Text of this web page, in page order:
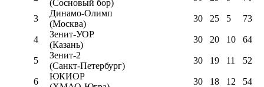
(Сосновый бор)
3
Динамо-Олимп
(Москва)
30 25 5 73
4
Зенит-УОР
(Казань)
30 20 10 64
5
Зенит-2
(Санкт-Петербург)
30 19 11 52
6
ЮКИОР
30 18 12 54